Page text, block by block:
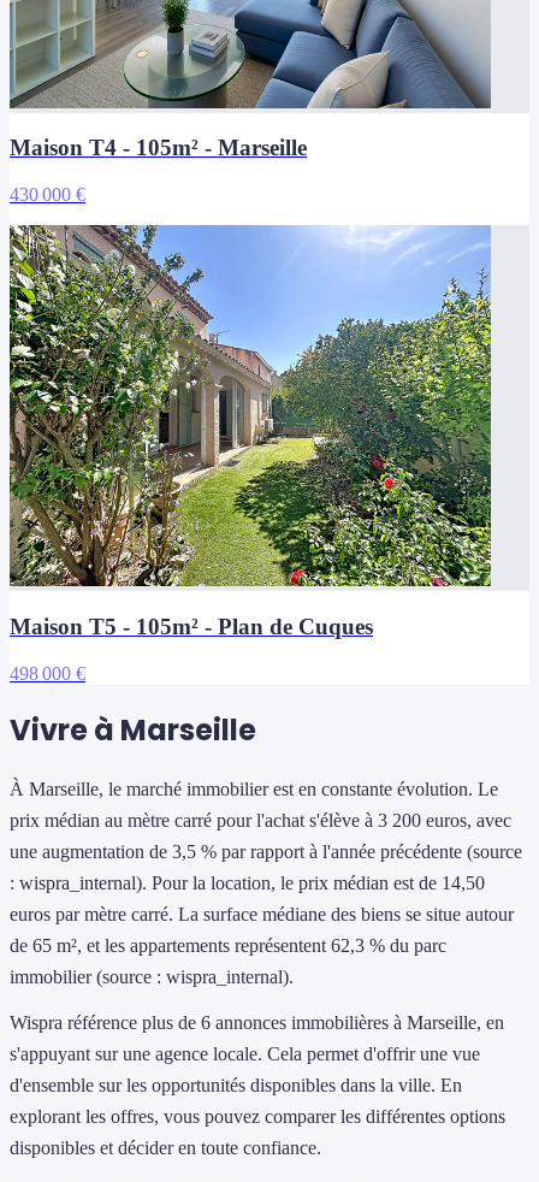
Maison T4 - 105m² - Marseille
430 000 €
Maison T5 - 105m² - Plan de Cuques
498 000 €
Vivre à Marseille
À Marseille, le marché immobilier est en constante évolution. Le
prix médian au mètre carré pour l'achat s'élève à 3 200 euros, avec
une augmentation de 3,5 % par rapport à l'année précédente (source
: wispra_internal). Pour la location, le prix médian est de 14,50
euros par mètre carré. La surface médiane des biens se situe autour
de 65 m², et les appartements représentent 62,3 % du parc
immobilier (source : wispra_internal).
Wispra référence plus de 6 annonces immobilières à Marseille, en
s'appuyant sur une agence locale. Cela permet d'offrir une vue
d'ensemble sur les opportunités disponibles dans la ville. En
explorant les offres, vous pouvez comparer les différentes options
disponibles et décider en toute confiance.